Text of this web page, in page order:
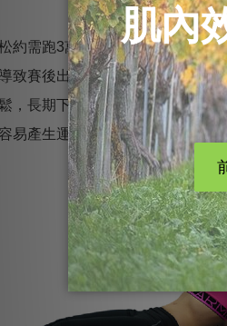
約需跑3萬至5萬步。每一步產生
致賽後出現肌肉僵硬情況。身體
，長期下來肌肉會失去彈性變得
易產生運動傷害。